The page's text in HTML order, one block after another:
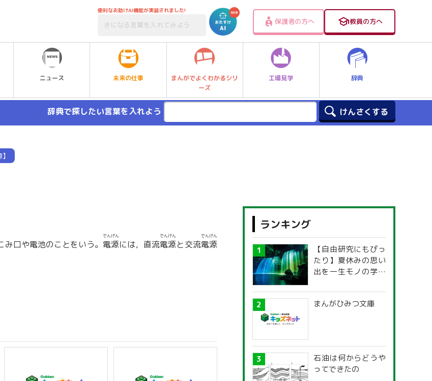
便利なお助けAI機能が実装されました!
保護者の方へ 教員の方へ
ニュース 未来の仕事
まんがでよくわかるシリ
ーズ
工場見学 辞典
辞典で探したい言葉を入れよう
口や電池のことをいう。 電源
でんげん
には，直流電源
でんげん
と交流電源
でんげん
ランキング
【自由研究にもぴっ
たり】夏休みの思い
出を一生モノの学び
探究ガイド
まんがひみつ文庫
石油は何からどうや
ってできたの